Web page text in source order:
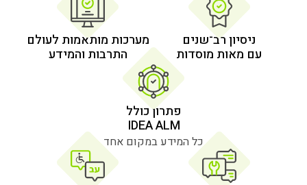
מוסדות
מערכות מותאמות לעולם
התרבות והמידע
כל המידע במקום אחד